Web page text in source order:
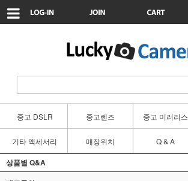
중고 DSLR 중고렌즈 중고 미러리스
기타 액세서리 매장위치 Q & A
상품별 Q&A